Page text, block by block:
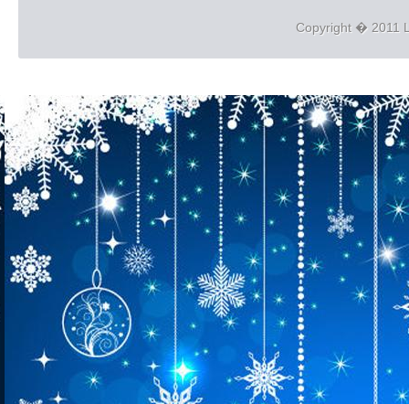
Copyright � 2011